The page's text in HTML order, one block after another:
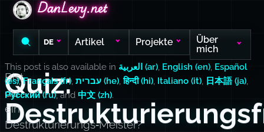
DanLevy.net
DanLevy.net
DanLevy.net
DE Artikel Projekte
Über
mich
Quiz:
Bist
du
ein
Destrukturierungs‑Meister?
This post is also available in العربية (ar), English (en), Español
(es),Français (fr), עברית (he),हिन्दी (hi), Italiano (it), 日本語 (ja),
Русский (ru), and 中文 (zh).